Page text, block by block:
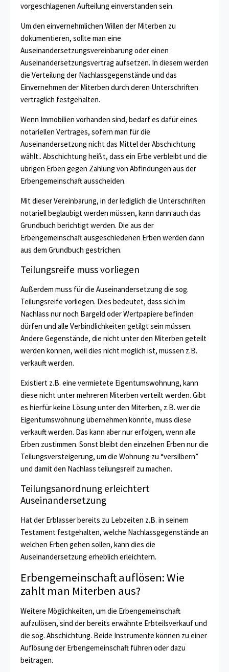
vorgeschlagenen Aufteilung einverstanden sein.
Um den einvernehmlichen Willen der Miterben zu
dokumentieren, sollte man eine
Auseinandersetzungsvereinbarung oder einen
Auseinandersetzungsvertrag aufsetzen. In diesem werden
die Verteilung der Nachlassgegenstände und das
Einvernehmen der Miterben durch deren Unterschriften
vertraglich festgehalten.
Wenn Immobilien vorhanden sind, bedarf es dafür eines
notariellen Vertrages, sofern man für die
Auseinandersetzung nicht das Mittel der Abschichtung
wählt.. Abschichtung heißt, dass ein Erbe verbleibt und die
übrigen Erben gegen Zahlung von Abfindungen aus der
Erbengemeinschaft ausscheiden.
Mit dieser Vereinbarung, in der lediglich die Unterschriften
notariell beglaubigt werden müssen, kann dann auch das
Grundbuch berichtigt werden. Die aus der
Erbengemeinschaft ausgeschiedenen Erben werden dann
aus dem Grundbuch gestrichen.
Teilungsreife muss vorliegen
Außerdem muss für die Auseinandersetzung die sog.
Teilungsreife vorliegen. Dies bedeutet, dass sich im
Nachlass nur noch Bargeld oder Wertpapiere befinden
dürfen und alle Verbindlichkeiten getilgt sein müssen.
Andere Gegenstände, die nicht unter den Miterben geteilt
werden können, weil dies nicht möglich ist, müssen z.B.
verkauft werden.
Existiert z.B. eine vermietete Eigentumswohnung, kann
diese nicht unter mehreren Miterben verteilt werden. Gibt
es hierfür keine Lösung unter den Miterben, z.B. wer die
Eigentumswohnung übernehmen könnte, muss diese
verkauft werden. Das kann aber nur erfolgen, wenn alle
Erben zustimmen. Sonst bleibt den einzelnen Erben nur die
Teilungsversteigerung, um die Wohnung zu “versilbern”
und damit den Nachlass teilungsreif zu machen.
Teilungsanordnung erleichtert
Auseinandersetzung
Hat der Erblasser bereits zu Lebzeiten z.B. in seinem
Testament festgehalten, welche Nachlassgegenstände an
welchen Erben gehen sollen, kann dies die
Auseinandersetzung erheblich erleichtern.
Erbengemeinschaft auflösen: Wie
zahlt man Miterben aus?
Weitere Möglichkeiten, um die Erbengemeinschaft
aufzulösen, sind der bereits erwähnte Erbteilsverkauf und
die sog. Abschichtung. Beide Instrumente können zu einer
Auflösung der Erbengemeinschaft führen oder dazu
beitragen.